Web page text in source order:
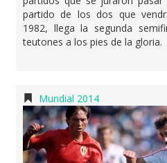
partido de los dos que
1982, llega la segunda
teutones a los pies de la gloria.
Mundial 2014